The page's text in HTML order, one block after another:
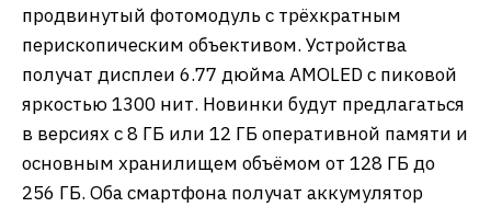
продвинутый фотомодуль с трёхкратным
перископическим объективом. Устройства
получат дисплеи 6.77 дюйма AMOLED с пиковой
яркостью 1300 нит. Новинки будут предлагаться
в версиях с 8 ГБ или 12 ГБ оперативной памяти и
основным хранилищем объёмом от 128 ГБ до
256 ГБ. Оба смартфона получат аккумулятор